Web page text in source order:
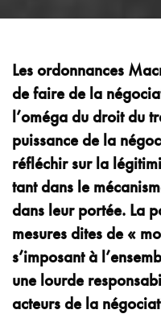
Les ordonnances
de faire de la
l’oméga du droit du
puissance de la
réfléchir sur la
tant dans le
dans leur portée. La
mesures dites de «
s’imposant à
une lourde
acteurs de la